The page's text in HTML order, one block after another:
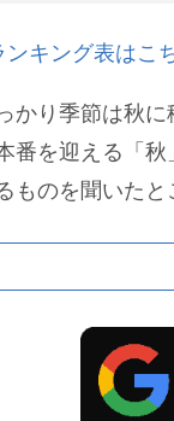
ンキング表はこ
かり季節は秋
番を迎える「
ものを聞いたと